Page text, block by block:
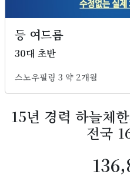
등 여드름
30대 초반
스노우필링 3 약 2개월
15년 경력 하늘체
전국